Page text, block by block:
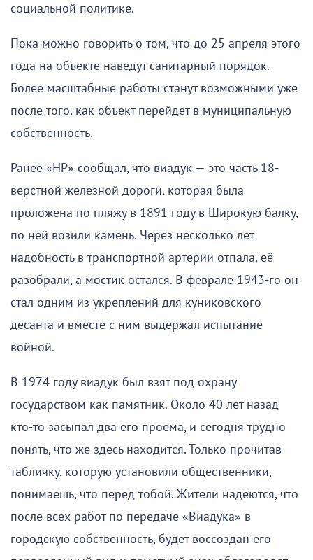
социальной политике.
Пока можно говорить о том, что до 25 апреля этого
года на объекте наведут санитарный порядок.
Более масштабные работы станут возможными уже
после того, как объект перейдет в муниципальную
собственность.
Ранее «НР» сообщал, что виадук — это часть 18-
верстной железной дороги, которая была
проложена по пляжу в 1891 году в Широкую балку,
по ней возили камень. Через несколько лет
надобность в транспортной артерии отпала, её
разобрали, а мостик остался. В феврале 1943-го он
стал одним из укреплений для куниковского
десанта и вместе с ним выдержал испытание
войной.
В 1974 году виадук был взят под охрану
государством как памятник. Около 40 лет назад
кто-то засыпал два его проема, и сегодня трудно
понять, что же здесь находится. Только прочитав
табличку, которую установили общественники,
понимаешь, что перед тобой. Жители надеются, что
после всех работ по передаче «Виадука» в
городскую собственность, будет воссоздан его